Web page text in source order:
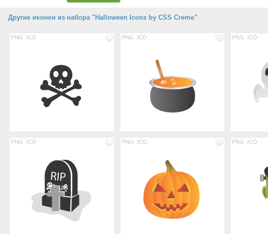
Другие иконки из набора "Halloween Icons by CSS Creme"
PNG ICO PNG ICO PNG ICO
PNG ICO PNG ICO PNG ICO